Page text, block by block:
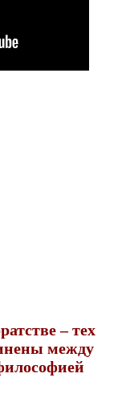
– тех
между